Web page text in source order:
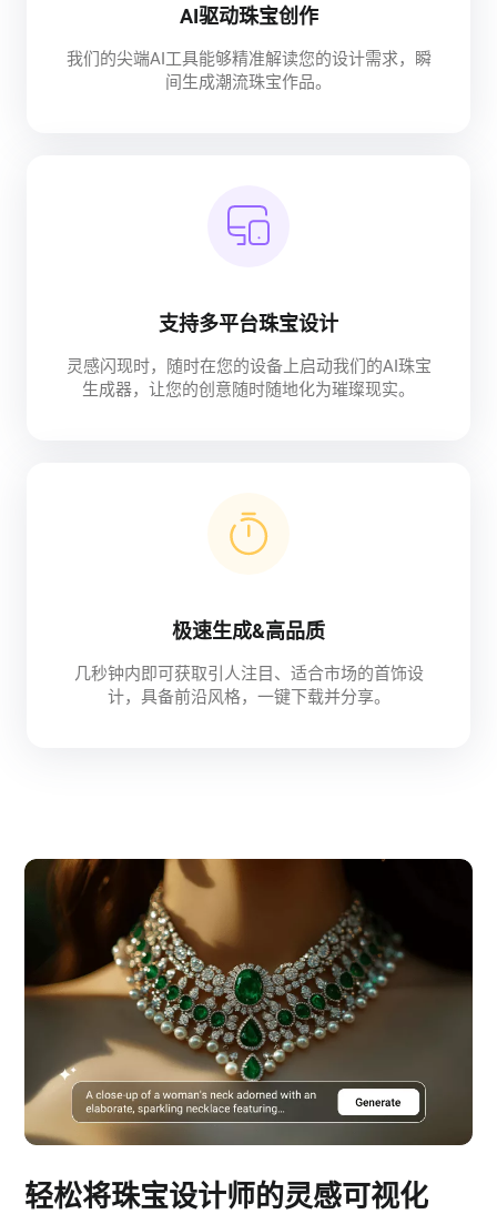
AI驱动珠宝创作
我们的尖端AI工具能够精准解读您的设计需求，瞬
间生成潮流珠宝作品。
支持多平台珠宝设计
灵感闪现时，随时在您的设备上启动我们的AI珠宝
生成器，让您的创意随时随地化为璀璨现实。
极速生成&高品质
几秒钟内即可获取引人注目、适合市场的首饰设
计，具备前沿风格，一键下载并分享。
轻松将珠宝设计师的灵感可视化